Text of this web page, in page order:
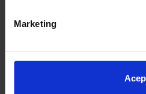
Marketing
MANTEL,